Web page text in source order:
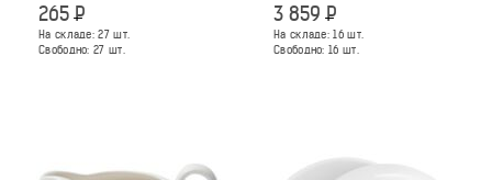
265 Р
На складе:27шт.
Свободно: 27 шт.
3 859 Р
На складе:16шт.
Свободно: 16 шт.